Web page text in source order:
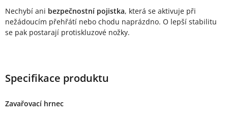
Nechybí ani bezpečnostní pojistka, která se aktivuje při
nežádoucím přehřátí nebo chodu naprázdno. O lepší stabilitu
se pak postarají protiskluzové nožky.
Specifikace produktu
Zavařovací hrnec